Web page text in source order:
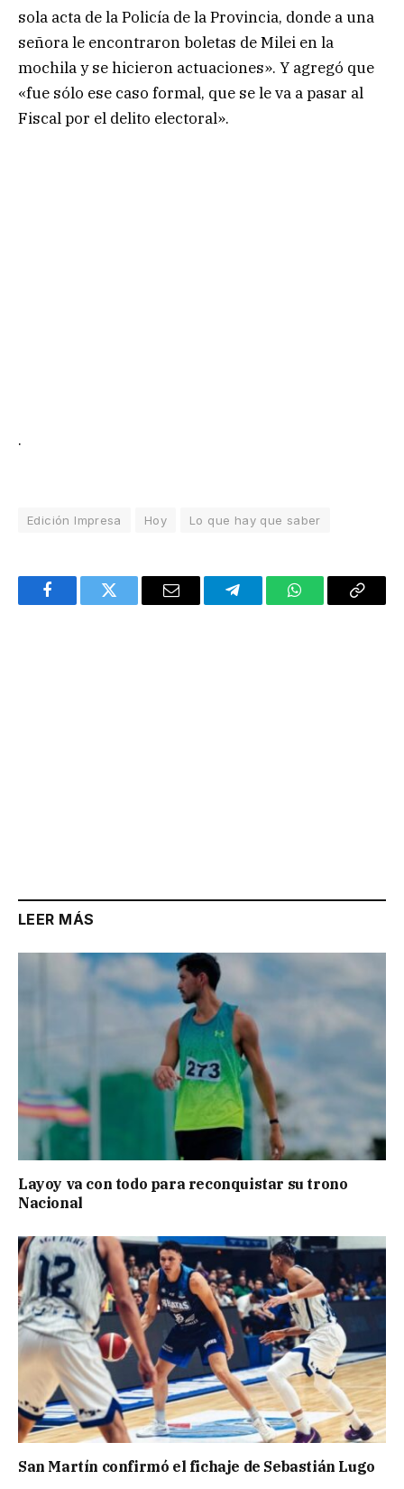
sola acta de la Policía de la Provincia, donde a una
señora le encontraron boletas de Milei en la
mochila y se hicieron actuaciones». Y agregó que
«fue sólo ese caso formal, que se le va a pasar al
Fiscal por el delito electoral».
.
Edición Impresa Hoy Lo que hay que saber
FacebookTwitter Email TelegramWhatsAppCopy
LEER MÁS
Layoy va con todo para reconquistar su trono
Nacional
San Martín confirmó el fichaje de Sebastián Lugo